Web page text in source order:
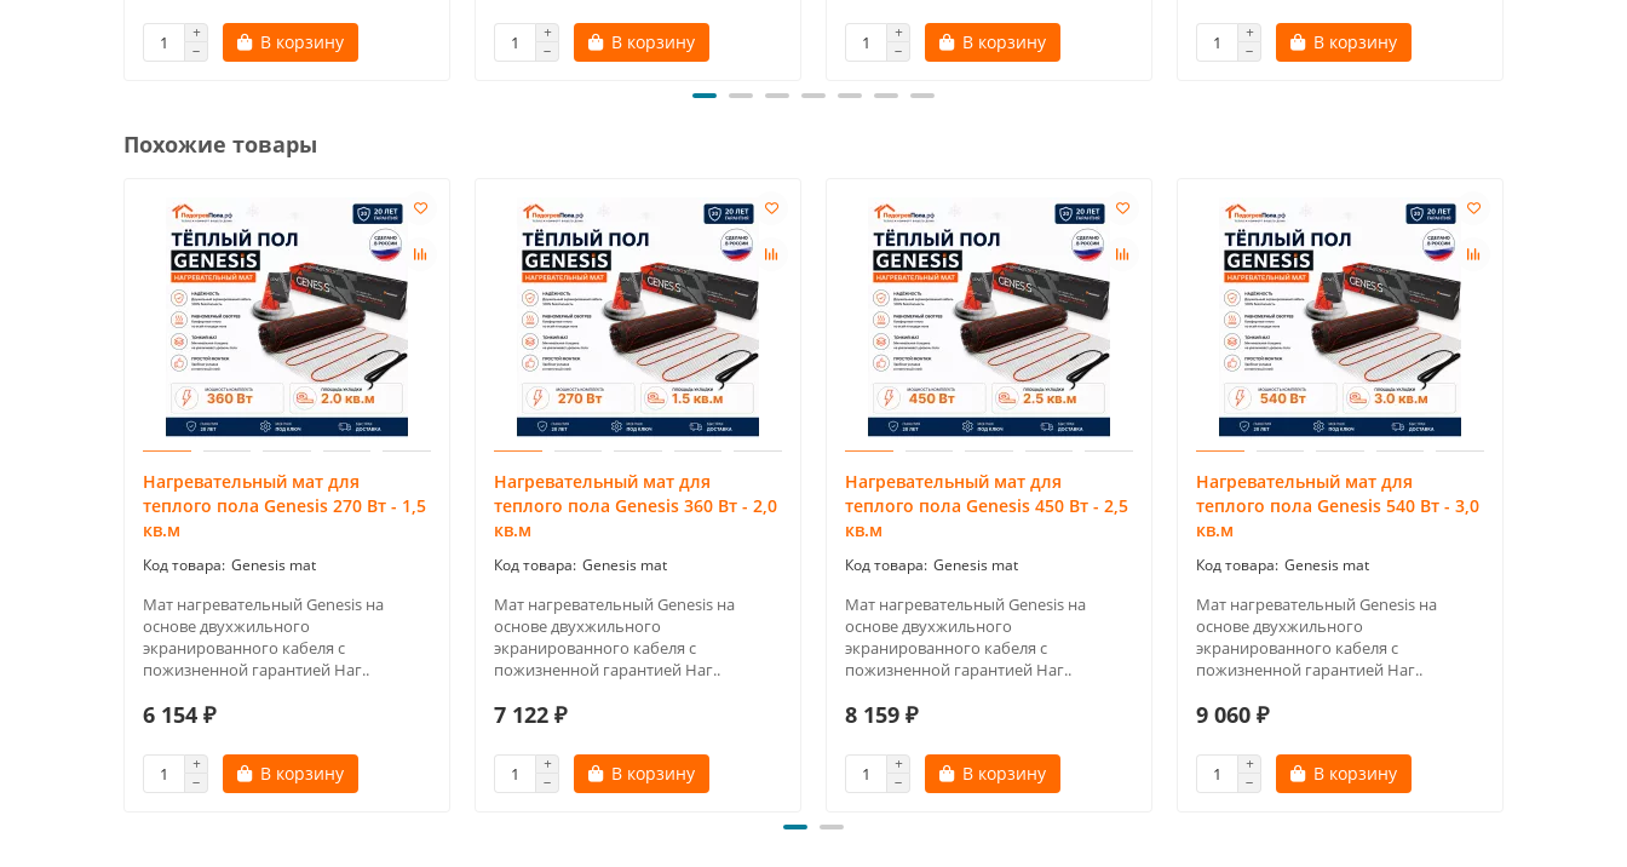
В корзину В корзину В корзину В корзину
Похожие товары
Нагревательный мат для
теплого пола Genesis 270 Вт - 1,5
кв.м
Genesis mat
Мат нагревательный Genesis на
основе двухжильного
экранированного кабеля с
пожизненной гарантией Наг..
6 154 ₽
В корзину
Нагревательный мат для
теплого пола Genesis 360 Вт - 2,0
кв.м
Genesis mat
Мат нагревательный Genesis на
основе двухжильного
экранированного кабеля с
пожизненной гарантией Наг..
7 122 ₽
В корзину
Нагревательный мат для
теплого пола Genesis 450 Вт - 2,5
кв.м
Genesis mat
Мат нагревательный Genesis на
основе двухжильного
экранированного кабеля с
пожизненной гарантией Наг..
8 159 ₽
В корзину
Нагревательный мат для
теплого пола Genesis 540 Вт - 3,0
кв.м
Genesis mat
Мат нагревательный Genesis на
основе двухжильного
экранированного кабеля с
пожизненной гарантией Наг..
9 060 ₽
В корзину